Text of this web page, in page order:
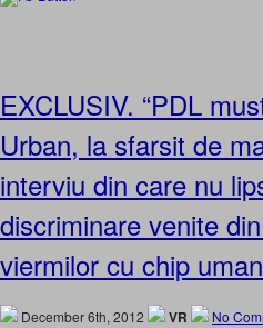
EXCLUSIV. “PDL
Urban, la sfarsit de
interviu din care nu
discriminare venite
viermilor cu chip
December 6th, 2012 VR No